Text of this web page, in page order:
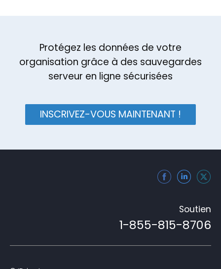
Protégez les données de votre
organisation grâce à des sauvegardes
serveur en ligne sécurisées
INSCRIVEZ-VOUS MAINTENANT !
Soutien
1-855-815-8706